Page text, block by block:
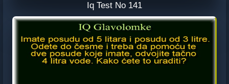
Iq Test No 141